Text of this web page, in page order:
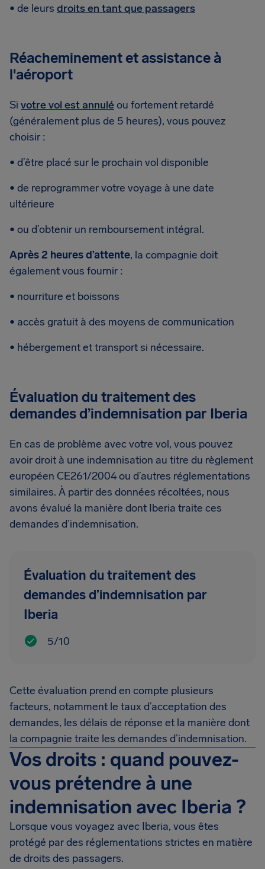
• de leurs droits en tant que passagers
Réacheminement et assistance à
l'aéroport
Si votre vol est annuléou fortement retardé
(généralement plus de 5 heures), vous pouvez
choisir :
• d’être placé sur le prochain vol disponible
• de reprogrammer votre voyage à une date
ultérieure
• ou d’obtenir un remboursement intégral.
Après 2 heures d’attente, la compagnie doit
également vous fournir :
• nourriture et boissons
• accès gratuit à des moyens de communication
• hébergement et transport si nécessaire.
Évaluation du traitement des
demandes d’indemnisation par Iberia
En cas de problème avec votre vol, vous pouvez
avoir droit à une indemnisation au titre du règlement
européen CE261/2004 ou d’autres réglementations
similaires. À partir des données récoltées, nous
avons évalué la manière dont Iberia traite ces
demandes d’indemnisation.
Évaluation du traitement des
demandes d’indemnisation par
Iberia
5/10
Cette évaluation prend en compte plusieurs
facteurs, notamment le taux d’acceptation des
demandes, les délais de réponse et la manière dont
la compagnie traite les demandes d’indemnisation.
Vos droits : quand pouvez-
vous prétendre à une
indemnisation avec Iberia ?
Lorsque vous voyagez avec Iberia, vous êtes
protégé par des réglementations strictes en matière
de droits des passagers.